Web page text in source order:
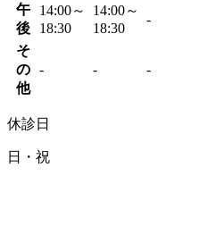
午
後
14:00～
18:30
14:00～
18:30
-
そ
の
他
- - -
休診日
日・祝